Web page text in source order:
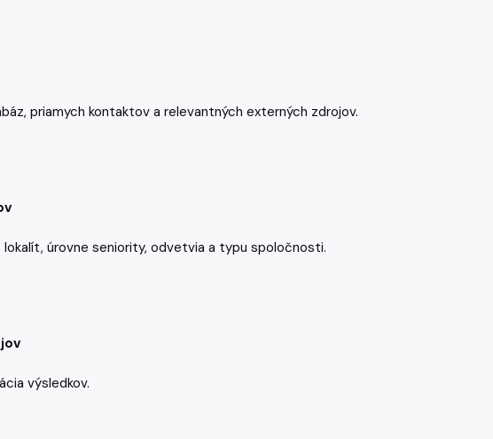
priamych kontaktov a relevantných externých zdrojov.
úrovne seniority, odvetvia a typu spoločnosti.
výsledkov.